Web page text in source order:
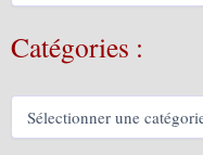
h
i
e
Catégories :
C